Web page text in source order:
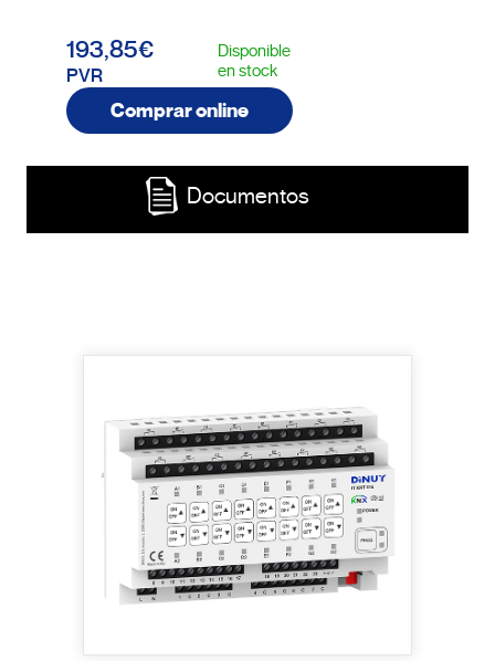
193,85€
PVR
Disponible
en stock
Comprar online
Documentos